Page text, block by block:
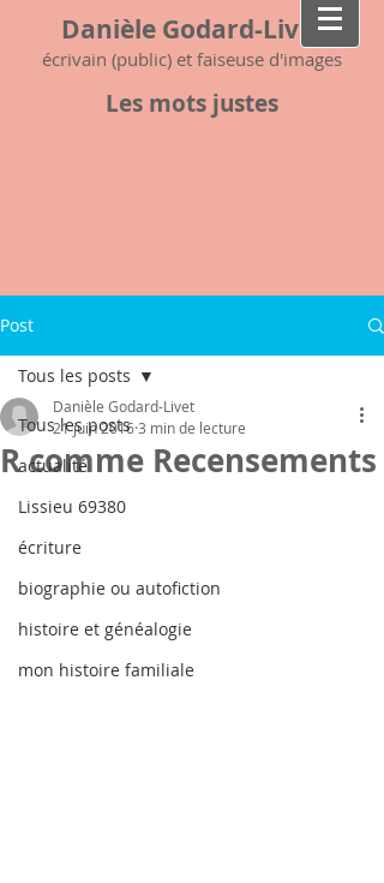
Danièle Godard-Livet
écrivain (public) et faiseuse d'images
Les mots justes
Post
Tous les posts
actualité
Lissieu 69380
écriture
biographie ou autofiction
histoire et généalogie
mon histoire familiale
Tous les posts
R comme Recensements
Danièle Godard-Livet
21 juin 20163 min de lecture